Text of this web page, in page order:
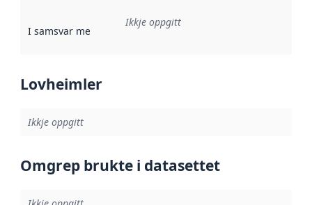
I samsvar med Referanse til ei implementeringsregel eller
Ikkje oppgitt
Lovheimler
Ikkje oppgitt
Omgrep brukte i datasettet